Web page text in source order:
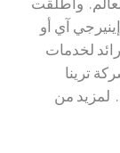
"إينيرجي آي أو
لخدمات
تم إدراج شركة ترينا
من